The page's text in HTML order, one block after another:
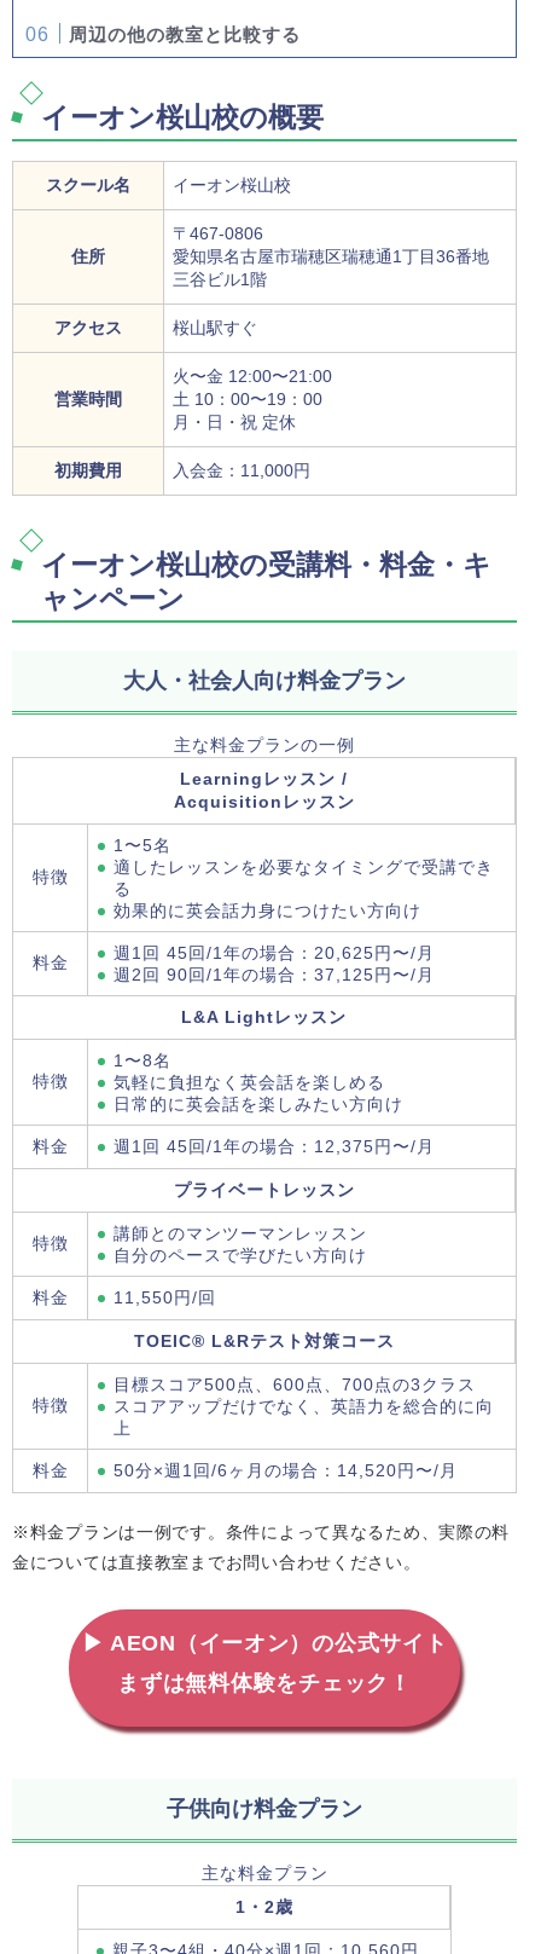
周辺の他の教室と比較する
イーオン桜山校の概要
スクール名 イーオン桜山校
住所
〒467-0806
愛知県名古屋市瑞穂区瑞穂通1丁目36番地
三谷ビル1階
アクセス 桜山駅すぐ
営業時間
火〜金 12:00〜21:00
土 10：00〜19：00
月・日・祝 定休
初期費用 入会金：11,000円
イーオン桜山校の受講料・料金・キ
ャンペーン
大人・社会人向け料金プラン
主な料金プランの一例
Learningレッスン /
Acquisitionレッスン
特徴
1〜5名
適したレッスンを必要なタイミングで受講でき
る
効果的に英会話力身につけたい方向け
料金
週1回 45回/1年の場合：20,625円〜/月
週2回 90回/1年の場合：37,125円〜/月
L&A Lightレッスン
特徴
1〜8名
気軽に負担なく英会話を楽しめる
日常的に英会話を楽しみたい方向け
料金 週1回 45回/1年の場合：12,375円〜/月
プライベートレッスン
特徴
講師とのマンツーマンレッスン
自分のペースで学びたい方向け
料金 11,550円/回
TOEIC® L&Rテスト対策コース
特徴
目標スコア500点、600点、700点の3クラス
スコアアップだけでなく、英語力を総合的に向
上
料金 50分×週1回/6ヶ月の場合：14,520円〜/月
※料金プランは一例です。条件によって異なるため、実際の料
金については直接教室までお問い合わせください。
▶ AEON（イーオン）の公式サイト
まずは無料体験をチェック！
子供向け料金プラン
主な料金プラン
1・2歳
親子3〜4組・40分×週1回：10,560円